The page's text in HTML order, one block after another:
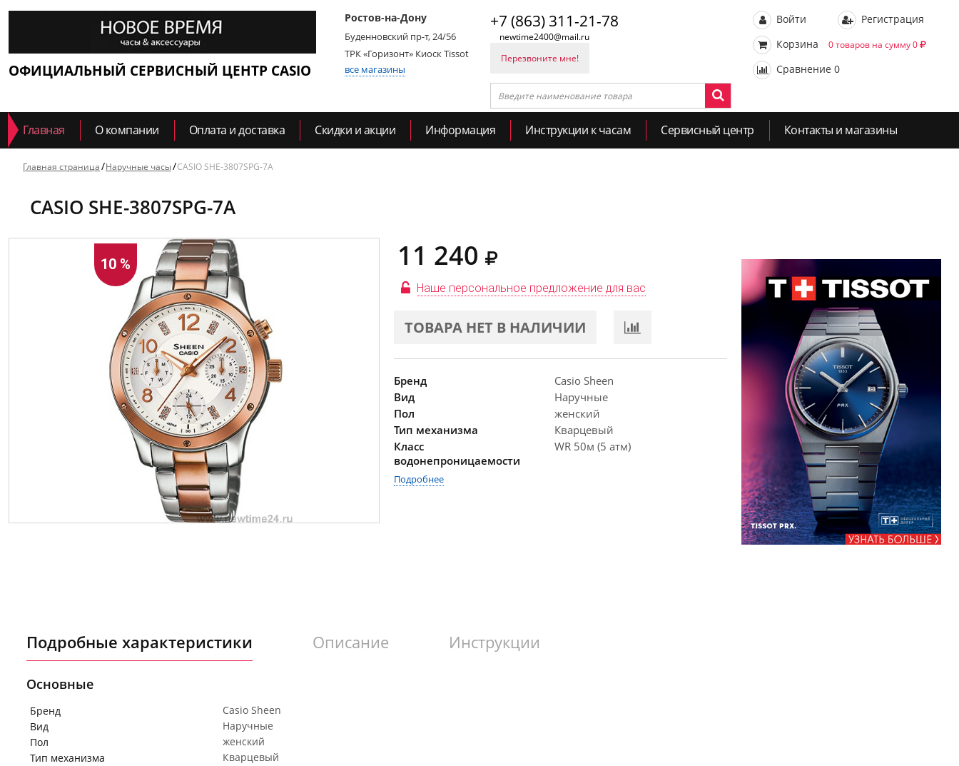
ОФИЦИАЛЬНЫЙ СЕРВИСНЫЙ ЦЕНТР CASIO
Ростов-на-Дону
Буденновский пр-т, 24/56
ТРК «Горизонт» Киоск Tissot
все магазины
+7 (863) 311-21-78
newtime2400@mail.ru
Перезвоните мне!
Войти
Регистрация
Корзина
0 товаров на сумму 0
Сравнение 0
Главная О компании Оплата и доставка Скидки и акции Информация Инструкции к часам Сервисный центр Контакты и магазины
Главная страница Наручные часы CASIO SHE-3807SPG-7A
CASIO SHE-3807SPG-7A
10 % 11 240
Наше персональное предложение для вас
ТОВАРА НЕТ В НАЛИЧИИ
Бренд
Casio Sheen
Вид
Наручные
Пол
женский
Тип механизма
Кварцевый
Класс
водонепроницаемости
WR 50м (5 атм)
Подробнее
Подробные характеристики Описание Инструкции
Основные
Бренд
Casio Sheen
Вид
Наручные
Пол
женский
Тип механизма
Кварцевый